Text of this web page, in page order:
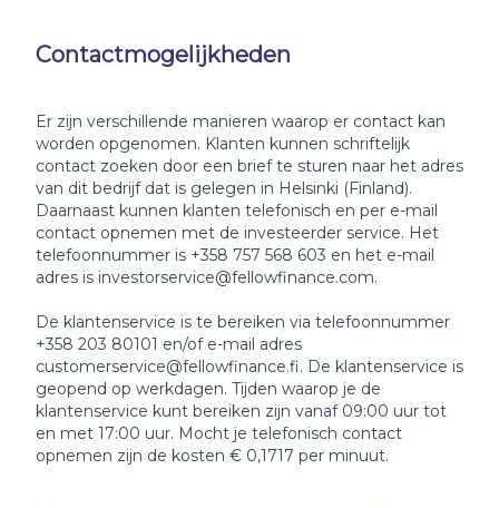
Contactmogelijkheden
Er zijn verschillende manieren waarop er contact kan
worden opgenomen. Klanten kunnen schriftelijk
contact zoeken door een brief te sturen naar het adres
van dit bedrijf dat is gelegen in Helsinki (Finland).
Daarnaast kunnen klanten telefonisch en per e-mail
contact opnemen met de investeerder service. Het
telefoonnummer is +358 757 568 603 en het e-mail
adres is investorservice@fellowfinance.com.
De klantenservice is te bereiken via telefoonnummer
+358 203 80101 en/of e-mail adres
customerservice@fellowfinance.fi. De klantenservice is
geopend op werkdagen. Tijden waarop je de
klantenservice kunt bereiken zijn vanaf 09:00 uur tot
en met 17:00 uur. Mocht je telefonisch contact
opnemen zijn de kosten € 0,1717 per minuut.